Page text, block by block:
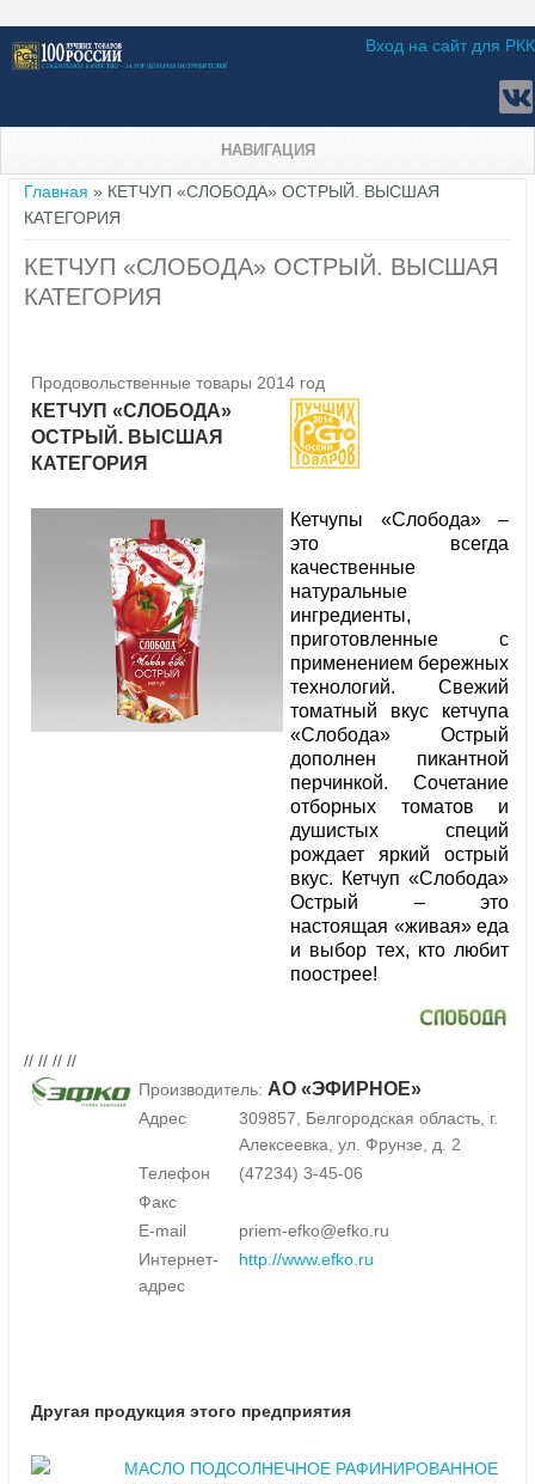
Вход на сайт для РКК
НАВИГАЦИЯ
Вы здесь
Главная » КЕТЧУП «СЛОБОДА» ОСТРЫЙ. ВЫСШАЯ
КАТЕГОРИЯ
КЕТЧУП «СЛОБОДА» ОСТРЫЙ. ВЫСШАЯ
КАТЕГОРИЯ
Продовольственные товары 2014 год
КЕТЧУП «СЛОБОДА»
ОСТРЫЙ. ВЫСШАЯ
КАТЕГОРИЯ
Кетчупы «Слобода» –
это всегда
качественные
натуральные
ингредиенты,
приготовленные с
применением бережных
технологий. Свежий
томатный вкус кетчупа
«Слобода» Острый
дополнен пикантной
перчинкой. Сочетание
отборных томатов и
душистых специй
рождает яркий острый
вкус. Кетчуп «Слобода»
Острый – это
настоящая «живая» еда
и выбор тех, кто любит
поострее!
// // // //
Производитель: АО «ЭФИРНОЕ»
Адрес
309857, Белгородская область, г.
Алексеевка, ул. Фрунзе, д. 2
Телефон
(47234) 3-45-06
Факс
E-mail
priem-efko@efko.ru
Интернет-
адрес
http://www.efko.ru
Другая продукция этого предприятия
МАСЛО ПОДСОЛНЕЧНОЕ РАФИНИРОВАННОЕ